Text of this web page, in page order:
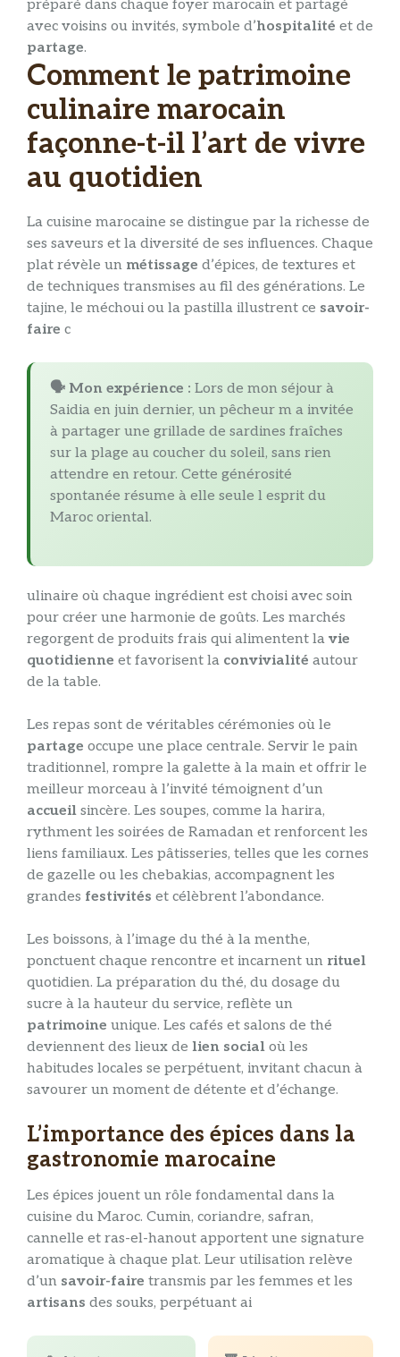
préparé dans chaque foyer marocain et partagé
avec voisins ou invités, symbole d’hospitalité et de
partage.
Comment le patrimoine
culinaire marocain
façonne-t-il l’art de vivre
au quotidien
La cuisine marocaine se distingue par la richesse de
ses saveurs et la diversité de ses influences. Chaque
plat révèle un métissage d’épices, de textures et
de techniques transmises au fil des générations. Le
tajine, le méchoui ou la pastilla illustrent ce savoir-
faire c
🗣️ Mon expérience : Lors de mon séjour à
Saidia en juin dernier, un pêcheur m a invitée
à partager une grillade de sardines fraîches
sur la plage au coucher du soleil, sans rien
attendre en retour. Cette générosité
spontanée résume à elle seule l esprit du
Maroc oriental.
ulinaire où chaque ingrédient est choisi avec soin
pour créer une harmonie de goûts. Les marchés
regorgent de produits frais qui alimentent la vie
quotidienne et favorisent la convivialité autour
de la table.
Les repas sont de véritables cérémonies où le
partage occupe une place centrale. Servir le pain
traditionnel, rompre la galette à la main et offrir le
meilleur morceau à l’invité témoignent d’un
accueil sincère. Les soupes, comme la harira,
rythment les soirées de Ramadan et renforcent les
liens familiaux. Les pâtisseries, telles que les cornes
de gazelle ou les chebakias, accompagnent les
grandes festivités et célèbrent l’abondance.
Les boissons, à l’image du thé à la menthe,
ponctuent chaque rencontre et incarnent un rituel
quotidien. La préparation du thé, du dosage du
sucre à la hauteur du service, reflète un
patrimoine unique. Les cafés et salons de thé
deviennent des lieux de lien social où les
habitudes locales se perpétuent, invitant chacun à
savourer un moment de détente et d’échange.
L’importance des épices dans la
gastronomie marocaine
Les épices jouent un rôle fondamental dans la
cuisine du Maroc. Cumin, coriandre, safran,
cannelle et ras-el-hanout apportent une signature
aromatique à chaque plat. Leur utilisation relève
d’un savoir-faire transmis par les femmes et les
artisans des souks, perpétuant ai